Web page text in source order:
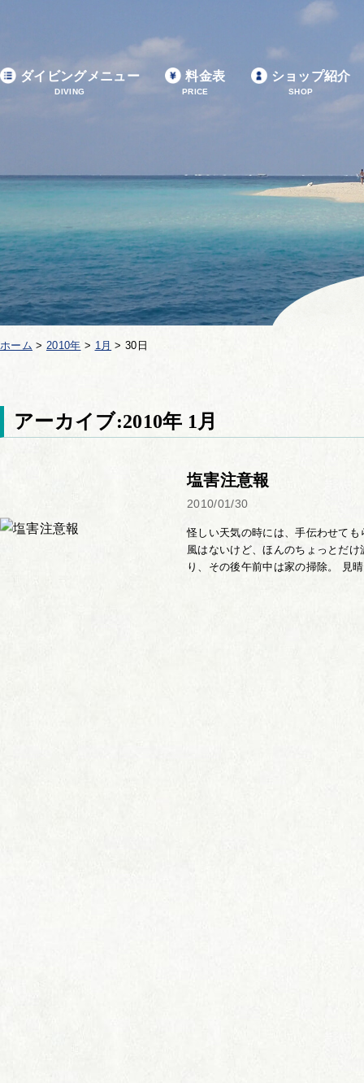
ダイビングメニュー
DIVING
料金表
PRICE
ショップ紹介
SHOP
ホーム > 2010年 > 1月 >30日
アーカイブ:2010年 1月
塩害注意報
2010/01/30
怪しい天気の時には、手伝わせて
風はないけど、ほんのちょっとだ
り、その後午前中は家の掃除。 見